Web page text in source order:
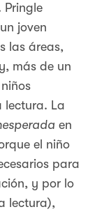
Pringle
joven
las áreas,
más de un
lectura. La
en
el niño
para
y por lo
lectura),